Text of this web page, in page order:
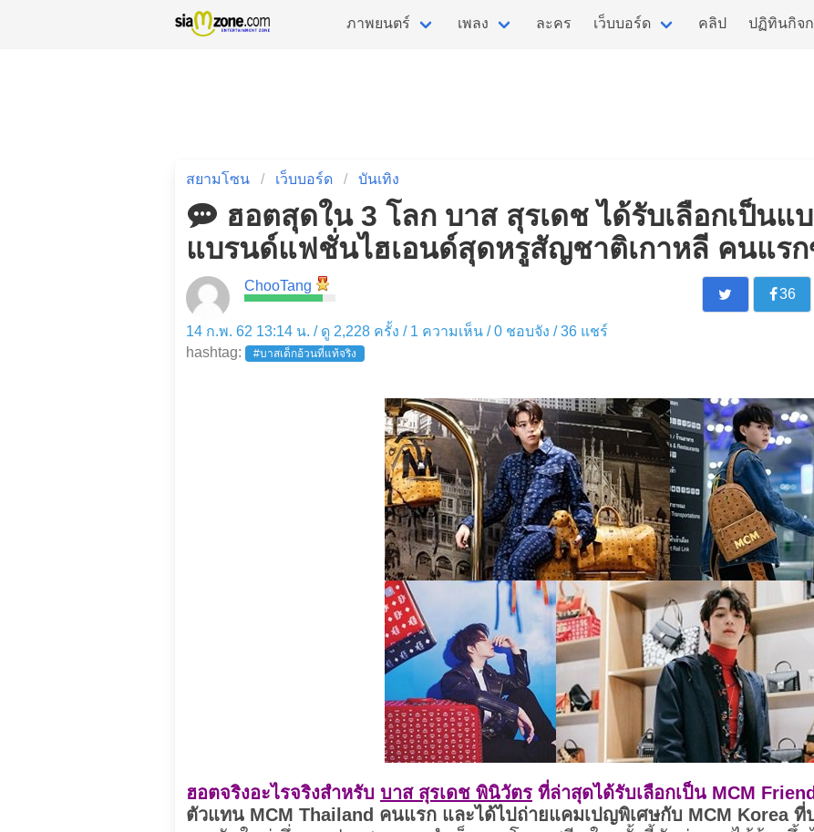
ภาพยนตร์ เพลง ละคร เว็บบอร์ด คลิป ปฏิทินกิจ
สยามโซน เว็บบอร์ด บันเทิง
ฮอตสุดใน 3 โลก บาส สุรเดช ได้รับเลือกเป็นแ
แบรนด์แฟชั่นไฮเอนด์สุดหรูสัญชาติเกาหลี คนแรก
ChooTang
36
14 ก.พ. 62 13:14 น. / ดู 2,228 ครั้ง / 1 ความเห็น /0 ชอบจัง /36 แชร์
hashtag:
#บาสเด็กอ้วนที่แท้จริง
ฮอตจริงอะไรจริงสำหรับ บาส สุรเดช พินิวัตร ที่ล่าสุดได้รับเลือกเป็น MCM
ตัวแทน MCM Thailand คนแรก และได้ไปถ่ายแคมเปญพิเศษกับ MCM Korea ที่